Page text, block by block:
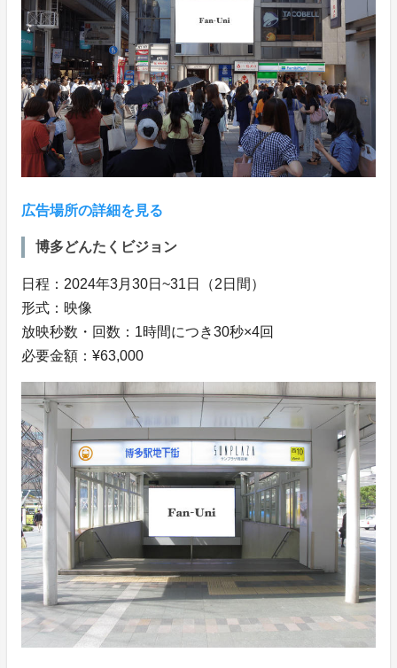
広告場所の詳細を見る
博多どんたくビジョン
日程：2024年3月30日~31日（2日間）
形式：映像
放映秒数・回数：1時間につき30秒×4回
必要金額：¥63,000